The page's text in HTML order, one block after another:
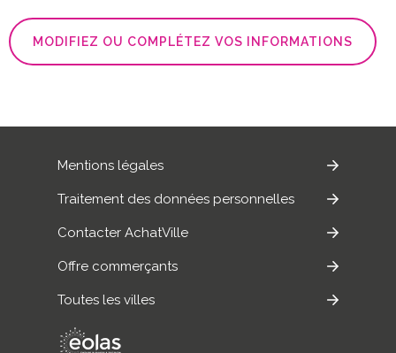
MODIFIEZ OU COMPLÉTEZ VOS INFORMATIONS
Mentions légales
Traitement des données personnelles
Contacter AchatVille
Offre commerçants
Toutes les villes